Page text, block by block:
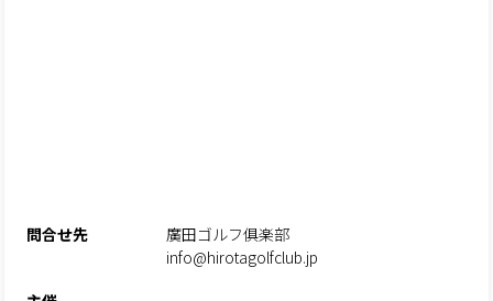
問合せ先
廣田ゴルフ俱楽部
info@hirotagolfclub.jp